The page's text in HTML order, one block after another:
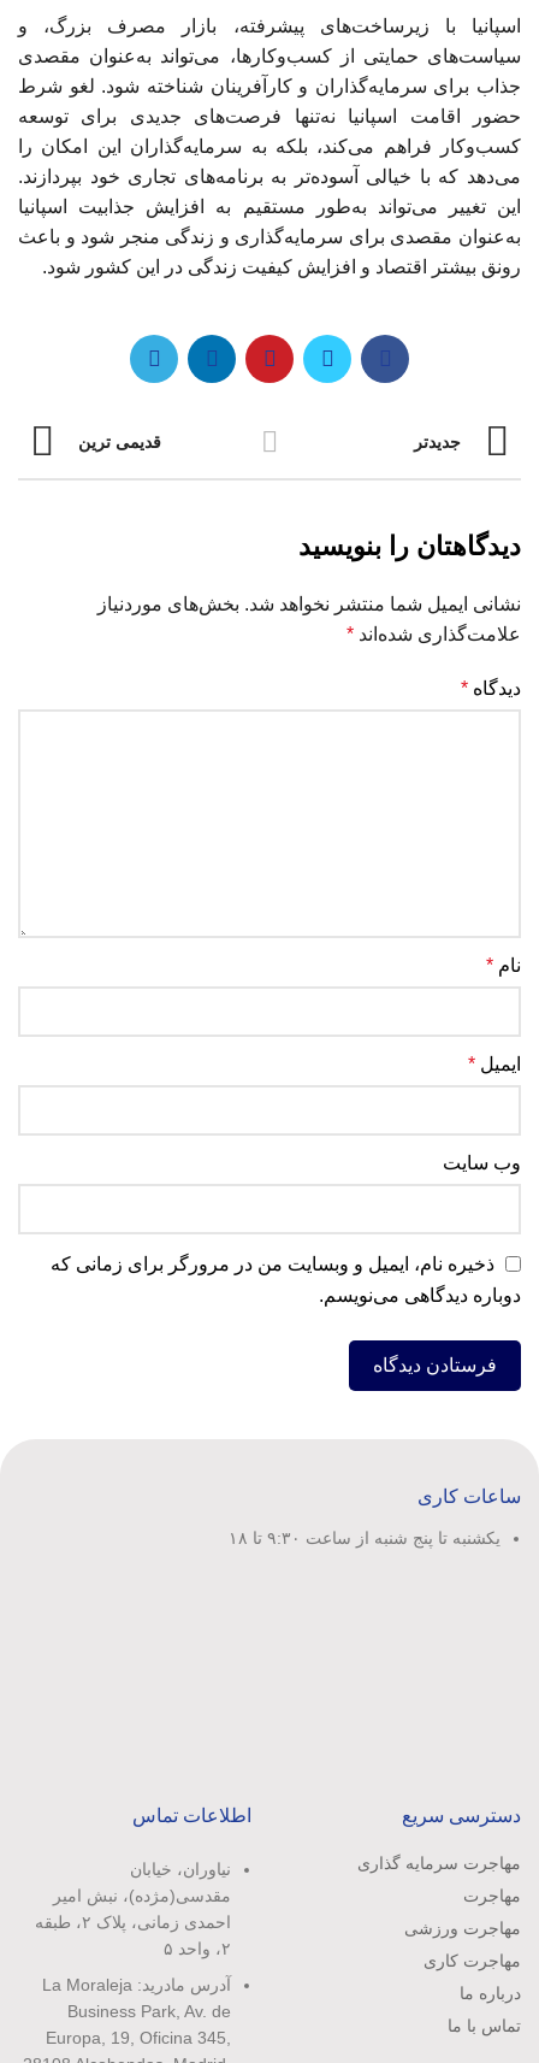
اسپانیا با زیرساخت‌های پیشرفته، بازار مصرف بزرگ، و
سیاست‌های حمایتی از کسب‌وکارها، می‌تواند به‌عنوان مقصدی
جذاب برای سرمایه‌گذاران و کارآفرینان شناخته شود. لغو شرط
حضور اقامت اسپانیا نه‌تنها فرصت‌های جدیدی برای توسعه
کسب‌وکار فراهم می‌کند، بلکه به سرمایه‌گذاران این امکان را
می‌دهد که با خیالی آسوده‌تر به برنامه‌های تجاری خود بپردازند.
این تغییر می‌تواند به‌طور مستقیم به افزایش جذابیت اسپانیا
به‌عنوان مقصدی برای سرمایه‌گذاری و زندگی منجر شود و باعث
رونق بیشتر اقتصاد و افزایش کیفیت زندگی در این کشور شود.
جدیدتر قدیمی ترین
دیدگاهتان را بنویسید
نشانی ایمیل شما منتشر نخواهد شد. بخش‌های موردنیاز
علامت‌گذاری شده‌اند *
دیدگاه *
نام *
ایمیل *
وب‌ سایت
ذخیره نام، ایمیل و وبسایت من در مرورگر برای زمانی که
دوباره دیدگاهی می‌نویسم.
ساعات کاری
یکشنبه تا پنج شنبه از ساعت ۹:۳۰ تا ۱۸
اطلاعات تماس
نیاوران، خیابان
مقدسی(مژده)، نبش امیر
احمدی زمانی، پلاک ۲، طبقه
۲، واحد ۵
آدرس مادرید: La Moraleja
Business Park, Av. de
Europa, 19, Oficina 345,
دسترسی سریع
مهاجرت سرمایه گذاری
مهاجرت
مهاجرت ورزشی
مهاجرت کاری
درباره ما
تماس با ما